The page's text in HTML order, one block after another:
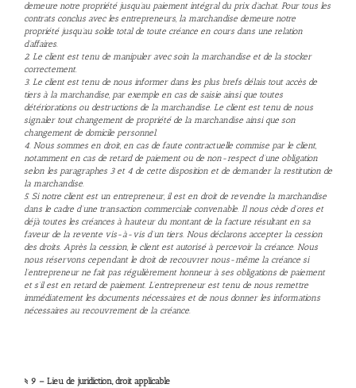
demeure notre propriété jusqu’au paiement intégral du prix d’achat. Pour tous les
contrats conclus avec les entrepreneurs, la marchandise demeure notre
propriété jusqu’au solde total de toute créance en cours dans une relation
d’affaires.
2. Le client est tenu de manipuler avec soin la marchandise et de la stocker
correctement.
3. Le client est tenu de nous informer dans les plus brefs délais tout accès de
tiers à la marchandise, par exemple en cas de saisie ainsi que toutes
détériorations ou destructions de la marchandise. Le client est tenu de nous
signaler tout changement de propriété de la marchandise ainsi que son
changement de domicile personnel.
4. Nous sommes en droit, en cas de faute contractuelle commise par le client,
notamment en cas de retard de paiement ou de non-respect d’une obligation
selon les paragraphes 3 et 4 de cette disposition et de demander la restitution de
la marchandise.
5. Si notre client est un entrepreneur, il est en droit de revendre la marchandise
dans le cadre d’une transaction commerciale convenable. Il nous cède d’ores et
déjà toutes les créances à hauteur du montant de la facture résultant en sa
faveur de la revente vis-à-vis d’un tiers. Nous déclarons accepter la cession
des droits. Après la cession, le client est autorisé à percevoir la créance. Nous
nous réservons cependant le droit de recouvrer nous-même la créance si
l’entrepreneur ne fait pas régulièrement honneur à ses obligations de paiement
et s’il est en retard de paiement. L’entrepreneur est tenu de nous remettre
immédiatement les documents nécessaires et de nous donner les informations
nécessaires au recouvrement de la créance.
§ 9 – Lieu de juridiction, droit applicable